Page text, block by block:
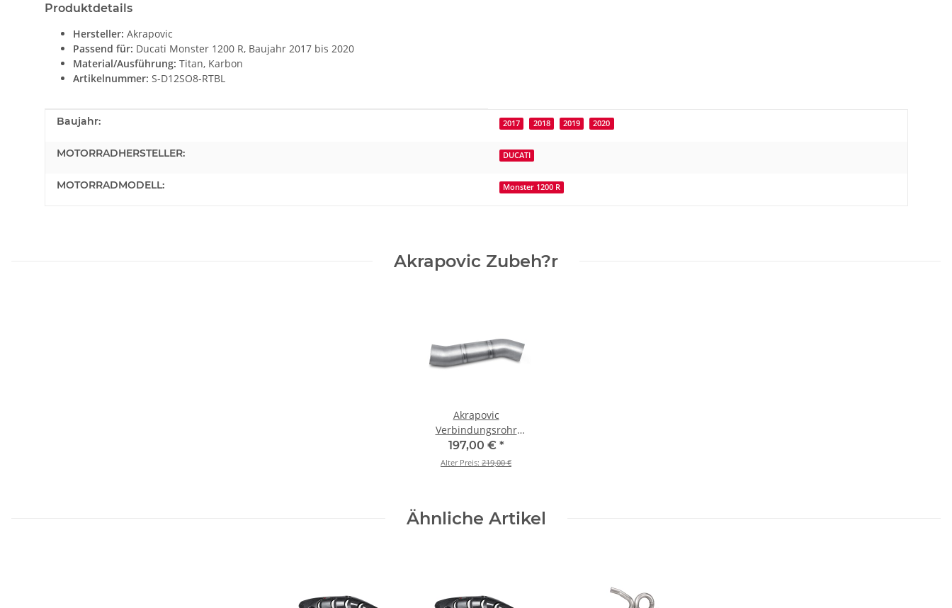
Produktdetails
Hersteller: Akrapovic
Passend für: Ducati Monster 1200 R, Baujahr 2017 bis 2020
Material/Ausführung: Titan, Karbon
Artikelnummer: S-D12SO8-RTBL
Produkteigenschaft
Wert
Baujahr: 2017 2018 2019 2020
MOTORRADHERSTELLER: DUCATI
MOTORRADMODELL: Monster 1200 R
Akrapovic Zubeh?r
Akrapovic
Verbindungsrohr
(Titan) für Ducati
Monster 1200 R - BJ.
197,00 € *
Alter Preis: 219,00 €
Ähnliche Artikel